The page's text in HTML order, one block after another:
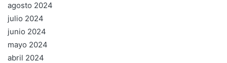
agosto 2024
julio 2024
junio 2024
mayo 2024
abril 2024